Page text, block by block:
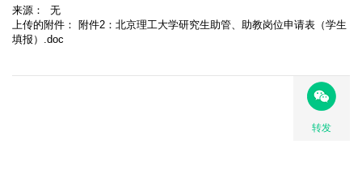
来源： 无
上传的附件： 附件2：北京理工大学研究生助管、助教岗位申请表（学生
填报）.doc
转发